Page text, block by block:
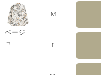
ベージ
ュ
M
L